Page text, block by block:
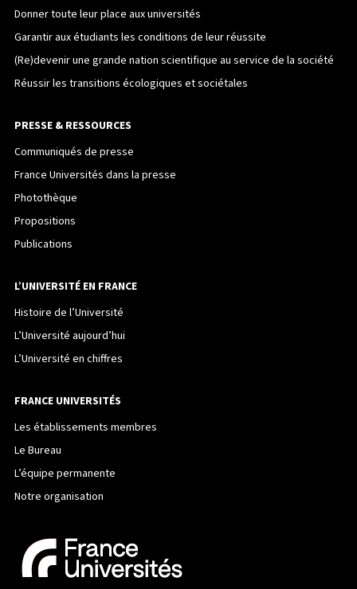
Donner toute leur place aux universités
Garantir aux étudiants les conditions de leur réussite
(Re)devenir une grande nation scientifique au service de la société
Réussir les transitions écologiques et sociétales
PRESSE & RESSOURCES
Communiqués de presse
France Universités dans la presse
Photothèque
Propositions
Publications
L’UNIVERSITÉ EN FRANCE
Histoire de l’Université
L’Université aujourd’hui
L’Université en chiffres
FRANCE UNIVERSITÉS
Les établissements membres
Le Bureau
L’équipe permanente
Notre organisation